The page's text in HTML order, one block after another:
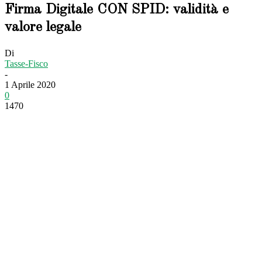
Firma Digitale CON SPID: validità e
valore legale
Di
Tasse-Fisco
-
1 Aprile 2020
0
1470